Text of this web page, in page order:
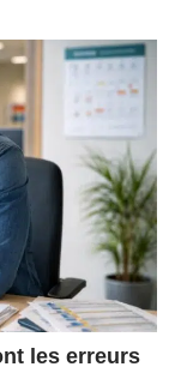
les erreurs